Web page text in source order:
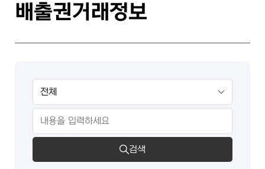
배출권거래정보
검색